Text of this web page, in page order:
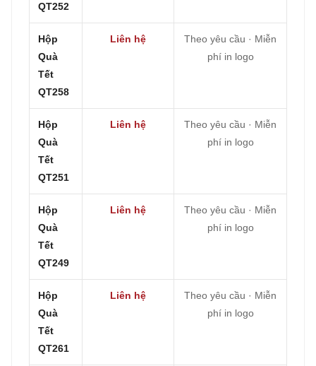
QT252
Hộp
Quà
Tết
QT258
Liên hệ
Theo yêu cầu · Miễn
phí in logo
Hộp
Quà
Tết
QT251
Liên hệ
Theo yêu cầu · Miễn
phí in logo
Hộp
Quà
Tết
QT249
Liên hệ
Theo yêu cầu · Miễn
phí in logo
Hộp
Quà
Tết
QT261
Liên hệ
Theo yêu cầu · Miễn
phí in logo